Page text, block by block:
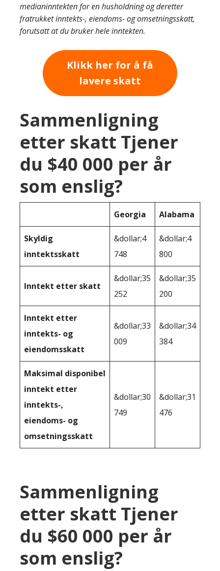
medianinntekten for en husholdning og deretter
fratrukket inntekts-, eiendoms- og omsetningsskatt,
forutsatt at du bruker hele inntekten.
Klikk her for å få
lavere skatt
Sammenligning
etter skatt Tjener
du $40 000 per år
som enslig?
Georgia Alabama
Skyldig
inntektsskatt
&dollar;4
748
&dollar;4
800
Inntekt etter skatt
&dollar;35
252
&dollar;35
200
Inntekt etter
inntekts- og
eiendomsskatt
&dollar;33
009
&dollar;34
384
Maksimal disponibel
inntekt etter
inntekts-,
eiendoms- og
omsetningsskatt
&dollar;30
749
&dollar;31
476
Sammenligning
etter skatt Tjener
du $60 000 per år
som enslig?